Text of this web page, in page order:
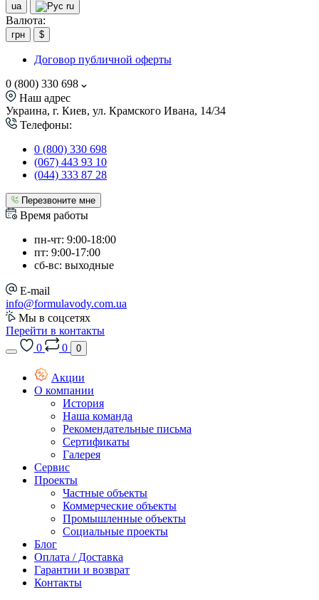
ua ru
Валюта:
грн $
Договор публичной оферты
0 (800) 330 698
Наш адрес
Украина, г. Киев, ул. Крамского Ивана, 14/34
Телефоны:
0 (800) 330 698
(067) 443 93 10
(044) 333 87 28
Перезвоните мне
Время работы
пн-чт: 9:00-18:00
пт: 9:00-17:00
сб-вс: выходные
E-mail
info@formulavody.com.ua
Мы в соцсетях
Перейти в контакты
0
0 0
Акции
О компании
История
Наша команда
Рекомендательные письма
Сертификаты
Галерея
Сервис
Проекты
Частные объекты
Коммерческие объекты
Промышленные объекты
Социальные проекты
Блог
Оплата / Доставка
Гарантии и возврат
Контакты